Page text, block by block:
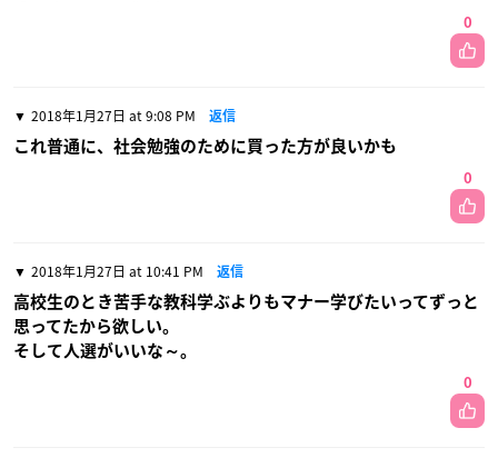
0
2018年1月27日 at 9:08 PM 返信
これ普通に、社会勉強のために買った方が良いかも
0
2018年1月27日 at 10:41 PM 返信
高校生のとき苦手な教科学ぶよりもマナー学びたいってずっと
思ってたから欲しい。
そして人選がいいな～。
0